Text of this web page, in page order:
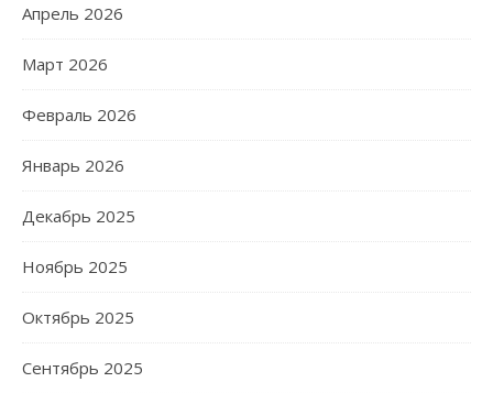
Апрель 2026
Март 2026
Февраль 2026
Январь 2026
Декабрь 2025
Ноябрь 2025
Октябрь 2025
Сентябрь 2025